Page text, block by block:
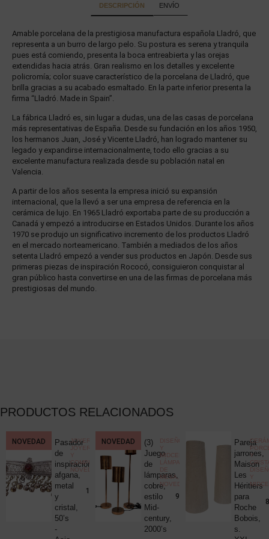
DESCRIPCIÓN ENVÍO
Amable porcelana de la prestigiosa manufactura española Lladró, que
representa a un burro de largo pelo. Su postura es serena y tranquila
pues está comiendo, presenta la boca entreabierta y las orejas
extendidas hacia atrás. Gran realismo en los detalles y excelente
policromía; color suave característico de la porcelana de Lladró, que
brilla gracias a su acabado esmaltado. En la parte inferior presenta la
firma “Lladró. Made in Spain”.
La fábrica Lladró es, sin lugar a dudas, una de las casas de porcelana
más representativas de España. Desde su fundación en los años 1950,
los hermanos Juan, José y Vicente Lladró, han logrado mantener su
legado y expandirse internacionalmente, todo ello gracias a su
excelente manufactura realizada desde su población natal en
Valencia.
A partir de los años sesenta la empresa inició su expansión
internacional, que la llevó a ser una empresa de referencia en la
cerámica de lujo. En 1965 Lladró exportaba parte de su producción a
Canadá y empezó a introducirse en Estados Unidos. Durante los años
1970 se produjo un significativo incremento de los productos Lladró
en el mercado norteamericano. También a mediados de los años
setenta Lladró empezó a vender sus productos en Japón. Desde sus
primeras piezas de inspiración Rococó, consiguieron conquistar al
gran público hasta convertirse en una de las firmas de porcelana más
prestigiosas del mundo.
PRODUCTOS RELACIONADOS
,
€
NOVEDAD
Pasador
de
inspiración
afgana,
metal
y
cristal,
50’s
-
JOYERÍA
JOYERÍA
Y
COMPLEMENTOS
NOVEDADES
190,00
NOVEDAD
(3)
Juego
de
lámparas,
cobre,
estilo
Mid-
century,
2000’s
DISEÑO
Y
MIDCENTURY
LÁMPARAS
DE
MESA,
NOVEDADES
980,00
Pareja
jarrones,
Maison
Les
Héritiers
para
Roche
Bobois,
s.
Y
Y